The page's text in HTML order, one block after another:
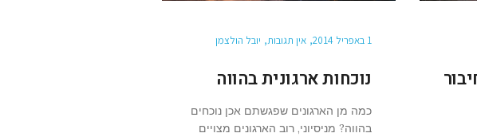
1 באפריל 2014 אין תגובות יובל הולצמן
נוכחות ארגונית בהווה
כמה מן הארגונים שפגשתם אכן נוכחים
בהווה? מניסיוני, רוב הארגונים מצויים